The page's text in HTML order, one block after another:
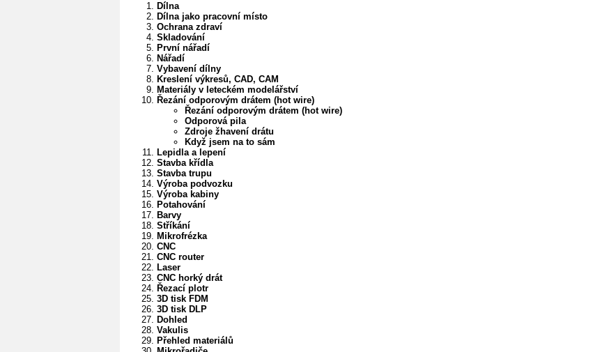
Dílna
Dílna jako pracovní místo
Ochrana zdraví
Skladování
První nářadí
Nářadí
Vybavení dílny
Kreslení výkresů, CAD, CAM
Materiály v leteckém modelářství
Řezání odporovým drátem (hot wire)
Řezání odporovým drátem (hot wire)
Odporová pila
Zdroje žhavení drátu
Když jsem na to sám
Lepidla a lepení
Stavba křídla
Stavba trupu
Výroba podvozku
Výroba kabiny
Potahování
Barvy
Stříkání
Mikrofrézka
CNC
CNC router
Laser
CNC horký drát
Řezací plotr
3D tisk FDM
3D tisk DLP
Dohled
Vakulis
Přehled materiálů